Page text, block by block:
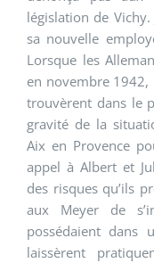
législation de
sa nouvelle
Lorsque les
en novembre 1942,
trouvèrent dans le
gravité de la
Aix en Provence
appel à Albert et
des risques qu’ils
aux Meyer de
possédaient dans
laissèrent